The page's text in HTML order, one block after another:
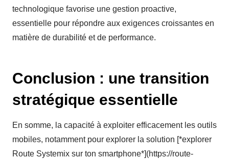
technologique favorise une gestion proactive,
essentielle pour répondre aux exigences croissantes en
matière de durabilité et de performance.
Conclusion : une transition
stratégique essentielle
En somme, la capacité à exploiter efficacement les outils
mobiles, notamment pour explorer la solution [*explorer
Route Systemix sur ton smartphone*](https://route-